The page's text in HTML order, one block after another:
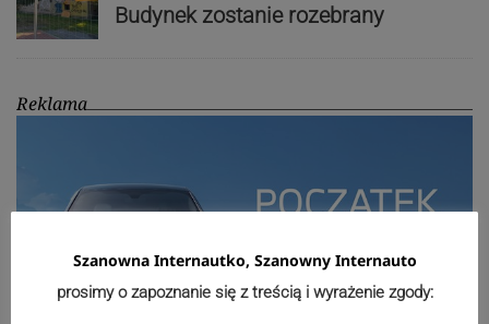
Budynek zostanie rozebrany
Reklama
Szanowna Internautko, Szanowny Internauto
prosimy o zapoznanie się z treścią i wyrażenie zgody: